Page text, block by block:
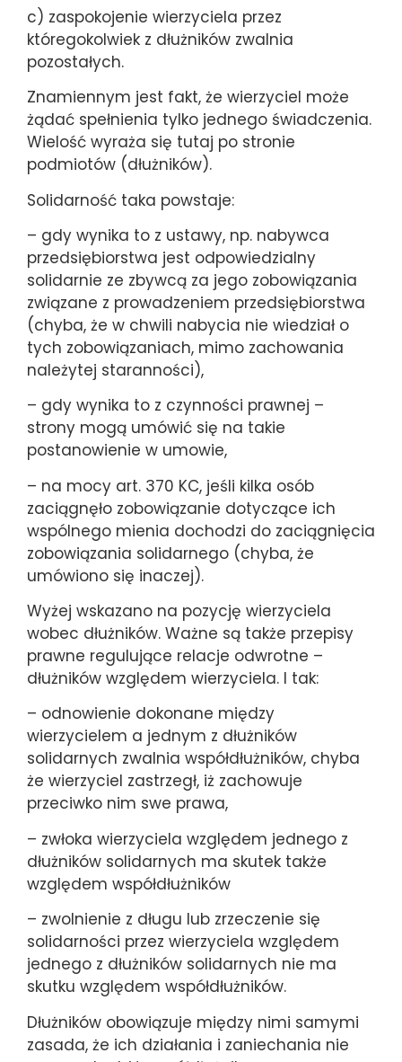
c) zaspokojenie wierzyciela przez
któregokolwiek z dłużników zwalnia
pozostałych.
Znamiennym jest fakt, że wierzyciel może
żądać spełnienia tylko jednego świadczenia.
Wielość wyraża się tutaj po stronie
podmiotów (dłużników).
Solidarność taka powstaje:
– gdy wynika to z ustawy, np. nabywca
przedsiębiorstwa jest odpowiedzialny
solidarnie ze zbywcą za jego zobowiązania
związane z prowadzeniem przedsiębiorstwa
(chyba, że w chwili nabycia nie wiedział o
tych zobowiązaniach, mimo zachowania
należytej staranności),
– gdy wynika to z czynności prawnej –
strony mogą umówić się na takie
postanowienie w umowie,
– na mocy art. 370 KC, jeśli kilka osób
zaciągnęło zobowiązanie dotyczące ich
wspólnego mienia dochodzi do zaciągnięcia
zobowiązania solidarnego (chyba, że
umówiono się inaczej).
Wyżej wskazano na pozycję wierzyciela
wobec dłużników. Ważne są także przepisy
prawne regulujące relacje odwrotne –
dłużników względem wierzyciela. I tak:
– odnowienie dokonane między
wierzycielem a jednym z dłużników
solidarnych zwalnia współdłużników, chyba
że wierzyciel zastrzegł, iż zachowuje
przeciwko nim swe prawa,
– zwłoka wierzyciela względem jednego z
dłużników solidarnych ma skutek także
względem współdłużników
– zwolnienie z długu lub zrzeczenie się
solidarności przez wierzyciela względem
jednego z dłużników solidarnych nie ma
skutku względem współdłużników.
Dłużników obowiązuje między nimi samymi
zasada, że ich działania i zaniechania nie